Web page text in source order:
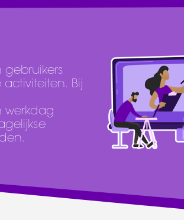
gebruikers
Bij
werkdag